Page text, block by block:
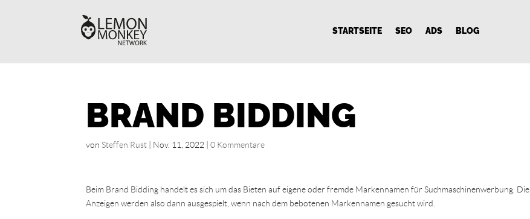
STARTSEITE SEO ADS BLOG
BRAND BIDDING
vonSteffen Rust Nov. 11, 2022 |0 Kommentare
Beim Brand Bidding handelt es sich um das Bieten auf eigene oder fremde Markennamen für Suchmaschinenwerbung. Die
Anzeigen werden also dann ausgespielt, wenn nach dem bebotenen Markennamen gesucht wird.